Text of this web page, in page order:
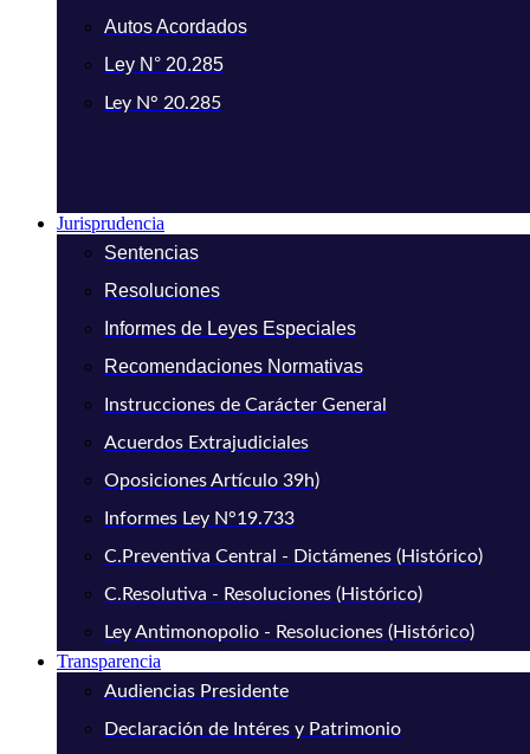
Autos Acordados
Ley N° 20.285
Ley N° 20.285
Jurisprudencia
Sentencias
Resoluciones
Informes de Leyes Especiales
Recomendaciones Normativas
Instrucciones de Carácter General
Acuerdos Extrajudiciales
Oposiciones Artículo 39h)
Informes Ley N°19.733
C.Preventiva Central - Dictámenes (Histórico)
C.Resolutiva - Resoluciones (Histórico)
Ley Antimonopolio - Resoluciones (Histórico)
Transparencia
Audiencias Presidente
Declaración de Intéres y Patrimonio